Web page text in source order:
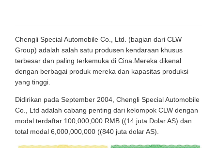
Chengli Special Automobile Co., Ltd. (bagian dari CLW
Group) adalah salah satu produsen kendaraan khusus
terbesar dan paling terkemuka di Cina.Mereka dikenal
dengan berbagai produk mereka dan kapasitas produksi
yang tinggi.
Didirikan pada September 2004, Chengli Special Automobile
Co., Ltd adalah cabang penting dari kelompok CLW dengan
modal terdaftar 100,000,000 RMB ((14 juta Dolar AS) dan
total modal 6,000,000,000 ((840 juta dolar AS).